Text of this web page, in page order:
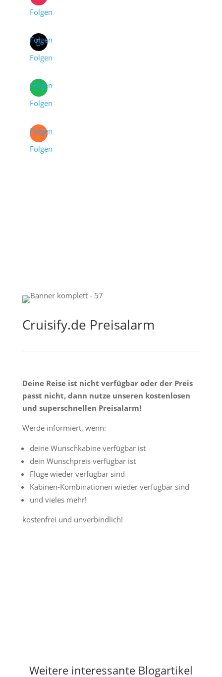
Folgen
Folgen
Folgen
Folgen
Folgen
Folgen
Folgen
Cruisify.de Preisalarm
Deine Reise ist nicht verfügbar oder der Preis
passt nicht, dann nutze unseren kostenlosen
und superschnellen Preisalarm!
Werde informiert, wenn:
deine Wunschkabine verfügbar ist
dein Wunschpreis verfügbar ist
Flüge wieder verfügbar sind
Kabinen-Kombinationen wieder verfügbar sind
und vieles mehr!
kostenfrei und unverbindlich!
Weitere interessante Blogartikel